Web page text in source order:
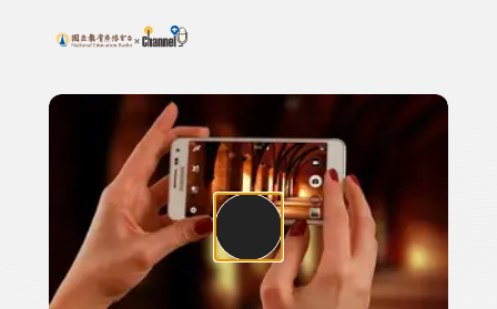
上方功能區塊
搜尋關鍵字：可輸入節目名稱、主持人或關鍵字